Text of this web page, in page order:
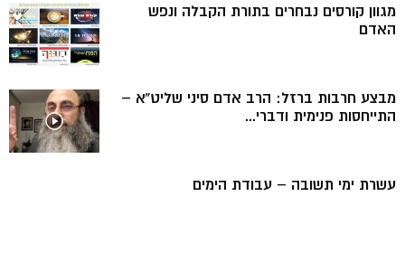
מגוון קורסים נבחרים בתורת הקבלה ונפש
האדם
מבצע חרבות ברזל: הרב אדם סיני שליט”א –
התייחסות פנימית ודברי...
עשרת ימי תשובה – עבודת הימים